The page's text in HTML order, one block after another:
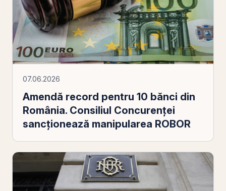
07.06.2026
Amendă record pentru 10 bănci din
România. Consiliul Concurenței
sancționează manipularea ROBOR